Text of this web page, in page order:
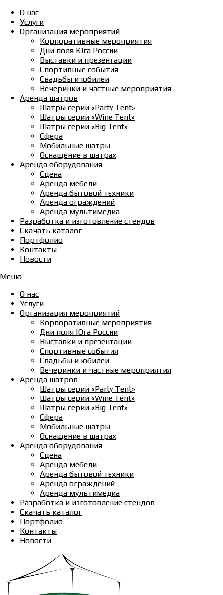
О нас
Услуги
Организация мероприятий
Корпоративные мероприятия
Дни поля Юга России
Выставки и презентации
Спортивные события
Свадьбы и юбилеи
Вечеринки и частные мероприятия
Аренда шатров
Шатры серии «Party Tent»
Шатры серии «Wine Tent»
Шатры серии «Big Tent»
Сфера
Мобильные шатры
Оснащение в шатрах
Аренда оборудования
Сцена
Аренда мебели
Аренда бытовой техники
Аренда ограждений
Аренда мультимедиа
Разработка и изготовление стендов
Скачать каталог
Портфолио
Контакты
Новости
Меню
О нас
Услуги
Организация мероприятий
Корпоративные мероприятия
Дни поля Юга России
Выставки и презентации
Спортивные события
Свадьбы и юбилеи
Вечеринки и частные мероприятия
Аренда шатров
Шатры серии «Party Tent»
Шатры серии «Wine Tent»
Шатры серии «Big Tent»
Сфера
Мобильные шатры
Оснащение в шатрах
Аренда оборудования
Сцена
Аренда мебели
Аренда бытовой техники
Аренда ограждений
Аренда мультимедиа
Разработка и изготовление стендов
Скачать каталог
Портфолио
Контакты
Новости